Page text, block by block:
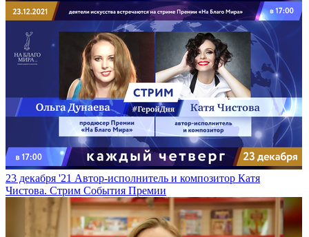
23 декабря '21 Автор-исполнитель и композитор Катя
Чистова. Стрим События Премии